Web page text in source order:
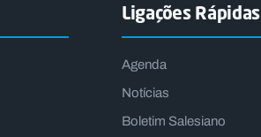
Ligações Rápidas
Agenda
Notícias
Boletim Salesiano